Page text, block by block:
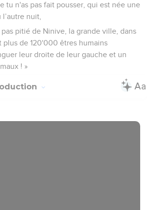
tu n'as pas fait pousser, qui est née une
nuit,
pitié de Ninive, la grande ville, dans
plus de 120'000 êtres humains
leur droite de leur gauche et un
! »